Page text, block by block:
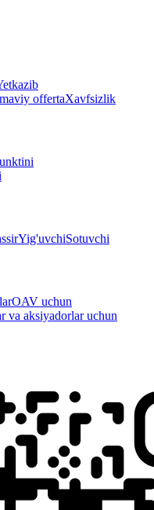
offertaXavfsizlik
Yig'uvchiSotuvchi
OAV uchun
va aksiyadorlar uchun